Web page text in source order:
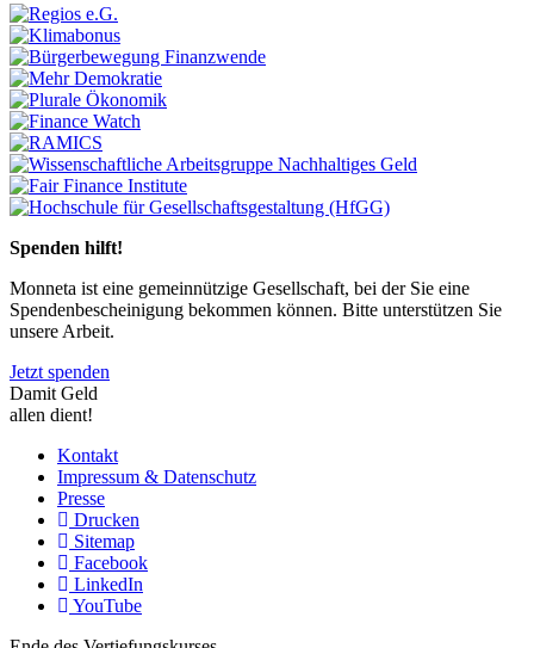
Spenden hilft!
Monneta ist eine gemeinnützige Gesellschaft, bei der Sie eine
Spendenbescheinigung bekommen können. Bitte unterstützen Sie
unsere Arbeit.
Jetzt spenden
Damit Geld
allen dient!
Kontakt
Impressum & Datenschutz
Presse
Drucken
Sitemap
Facebook
LinkedIn
YouTube